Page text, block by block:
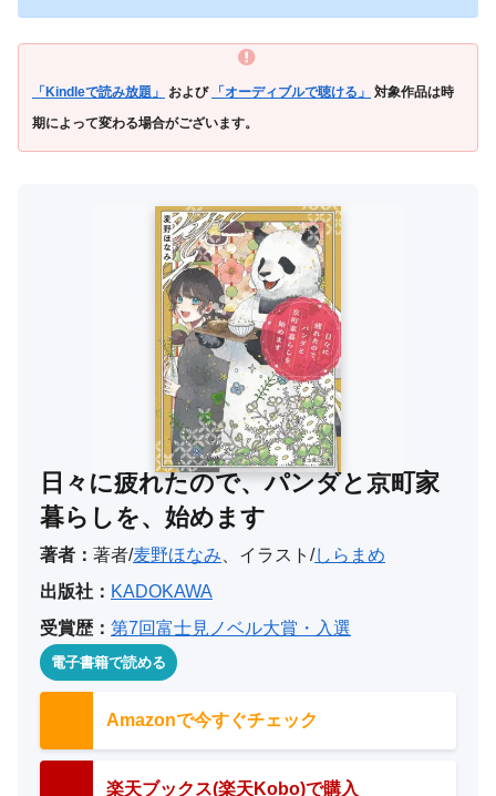
「Kindleで読み放題」 および 「オーディブルで聴ける」
対象作品は時
期によって変わる場合がございます。
日々に疲れたので、パンダと京町家
暮らしを、始めます
著者： 著者/麦野ほなみ 、イラスト/しらまめ
出版社： KADOKAWA
受賞歴： 第7回富士見ノベル大賞・入選
電子書籍で読める
Amazonで今すぐチェック
楽天ブックス(楽天Kobo)で購入